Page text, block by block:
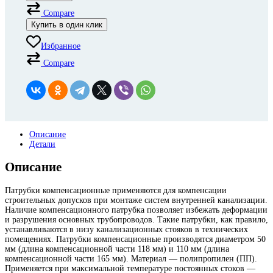
Compare
Купить в один клик
Избранное
Compare
Описание
Детали
Описание
Патрубки компенсационные применяются для компенсации
строительных допусков при монтаже систем внутренней канализации.
Наличие компенсационного патрубка позволяет избежать деформации
и разрушения основных трубопроводов. Такие патрубки, как правило,
устанавливаются в низу канализационных стояков в технических
помещениях. Патрубки компенсационные производятся диаметром 50
мм (длина компенсационной части 118 мм) и 110 мм (длина
компенсационной части 165 мм). Материал — полипропилен (ПП).
Применяется при максимальной температуре постоянных стоков —